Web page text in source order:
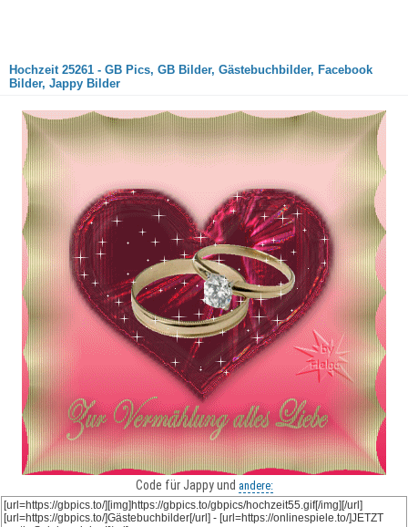
Hochzeit 25261 - GB Pics, GB Bilder, Gästebuchbilder, Facebook
Bilder, Jappy Bilder
Code für Jappy und andere: